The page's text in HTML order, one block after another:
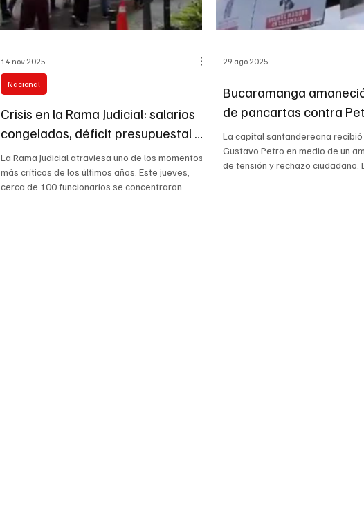
Crisis en la Rama Judicial: salarios
congelados, déficit presupuestal y
amenaza de paro indefinido
La Rama Judicial atraviesa uno de los momentos
más críticos de los últimos años. Este jueves,
cerca de 100 funcionarios se concentraron
Nacional
14 nov 2025
Bucaramanga
de pancartas contra
vísperas de su visita
La capital santandereana
Gustavo Petro en medio de un
de tensión y rechazo ciudadano.
29 ago 2025